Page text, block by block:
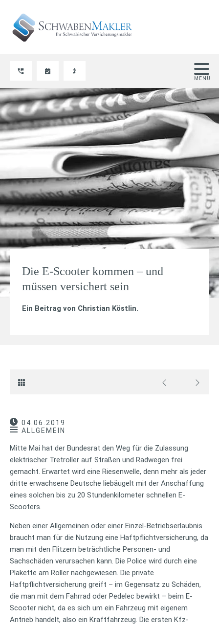
Die E-Scooter kommen – und
müssen versichert sein
Ein Beitrag von Christian Köstlin.
04.06.2019
ALLGEMEIN
Mitte Mai hat der Bundesrat den Weg für die Zulassung
elektrischer Tretroller auf Straßen und Radwegen frei
gemacht. Erwartet wird eine Riesenwelle, denn mehr als jeder
dritte erwachsene Deutsche liebäugelt mit der Anschaffung
eines solchen bis zu 20 Stundenkilometer schnellen E-
Scooters.
Neben einer Allgemeinen oder einer Einzel-Betriebserlaubnis
braucht man für die Nutzung eine Haftpflichtversicherung, da
man mit den Flitzern beträchtliche Personen- und
Sachschäden verursachen kann. Die Police wird durch eine
Plakette am Roller nachgewiesen. Die private
Haftpflichtversicherung greift – im Gegensatz zu Schäden,
die man mit dem Fahrrad oder Pedelec bewirkt – beim E-
Scooter nicht, da es sich um ein Fahrzeug mit eigenem
Antrieb handelt, also ein Kraftfahrzeug. Die ersten Kfz-